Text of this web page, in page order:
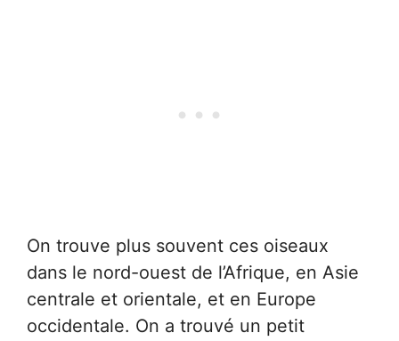
On trouve plus souvent ces oiseaux
dans le nord-ouest de l’Afrique, en Asie
centrale et orientale, et en Europe
occidentale. On a trouvé un petit